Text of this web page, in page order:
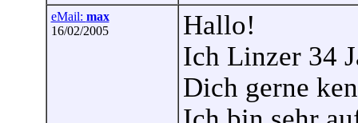
eMail: max
16/02/2005
Hallo!
Ich Linzer 34
Dich gerne